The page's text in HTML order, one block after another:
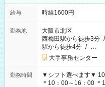
給与 時給1600円
勤務地
大阪市北区
西梅田駅から徒歩3分 /
駅から徒歩4分 / …
大手事務センター
勤務時間
▼シフト選べます▼ 10
＊10：00～16：00 ＊